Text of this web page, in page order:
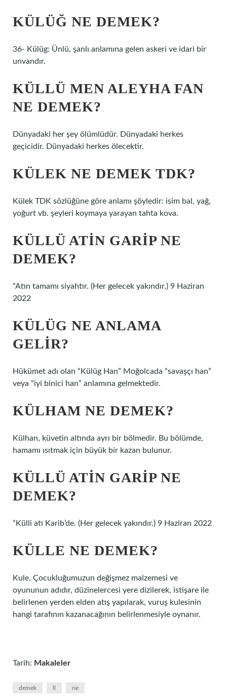
KÜLÜĞ NE DEMEK?
36- Külüg: Ünlü, şanlı anlamına gelen askeri ve idari bir
unvandır.
KÜLLÜ MEN ALEYHA FAN
NE DEMEK?
Dünyadaki her şey ölümlüdür. Dünyadaki herkes
geçicidir. Dünyadaki herkes ölecektir.
KÜLEK NE DEMEK TDK?
Külek TDK sözlüğüne göre anlamı şöyledir: isim bal, yağ,
yoğurt vb. şeyleri koymaya yarayan tahta kova.
KÜLLÜ ATIN GARIP NE
DEMEK?
“Atın tamamı siyahtır. (Her gelecek yakındır.) 9 Haziran
2022
KÜLÜG NE ANLAMA
GELIR?
Hükümet adı olan “Külüg Han” Moğolcada “savaşçı han”
veya “iyi binici han” anlamına gelmektedir.
KÜLHAM NE DEMEK?
Külhan, küvetin altında ayrı bir bölmedir. Bu bölümde,
hamamı ısıtmak için büyük bir kazan bulunur.
KÜLLÜ ATIN GARIP NE
DEMEK?
“Külli atı Karib’de. (Her gelecek yakındır.) 9 Haziran 2022
KÜLLE NE DEMEK?
Kule. Çocukluğumuzun değişmez malzemesi ve
oyununun adıdır, düzinelercesi yere dizilerek, istişare ile
belirlenen yerden elden atış yapılarak, vuruş kulesinin
hangi tarafının kazanacağının belirlenmesiyle oynanır.
Tarih: Makaleler
demek ne